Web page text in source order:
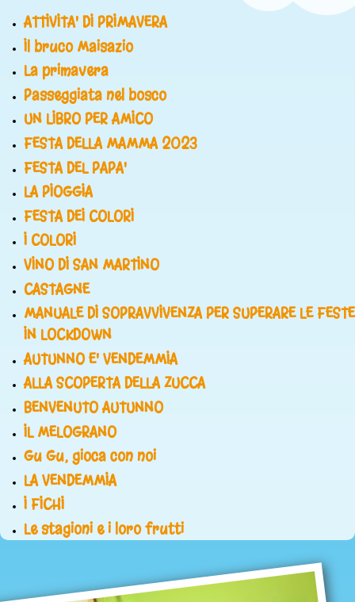
ATTIVITA' DI PRIMAVERA
Il bruco Maisazio
La primavera
Passeggiata nel bosco
UN LIBRO PER AMICO
FESTA DELLA MAMMA 2023
FESTA DEL PAPA'
LA PIOGGIA
FESTA DEI COLORI
I COLORI
VINO DI SAN MARTINO
CASTAGNE
MANUALE DI SOPRAVVIVENZA PER SUPERARE LE FESTE
IN LOCKDOWN
AUTUNNO E' VENDEMMIA
ALLA SCOPERTA DELLA ZUCCA
BENVENUTO AUTUNNO
IL MELOGRANO
Gu Gu, gioca con noi
LA VENDEMMIA
I FICHI
Le stagioni e i loro frutti